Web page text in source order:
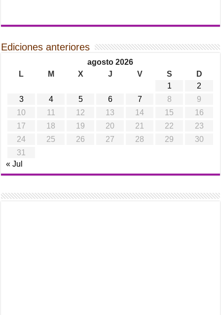
Ediciones anteriores
agosto 2026
L
M X J V S
D
1
2
3
4 5 6 7 8
9
10
11 12 13 14 15
16
17
18 19 20 21 22
23
24
25 26 27 28 29
30
31
« Jul